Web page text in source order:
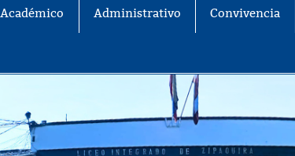
Académico Administrativo Convivencia